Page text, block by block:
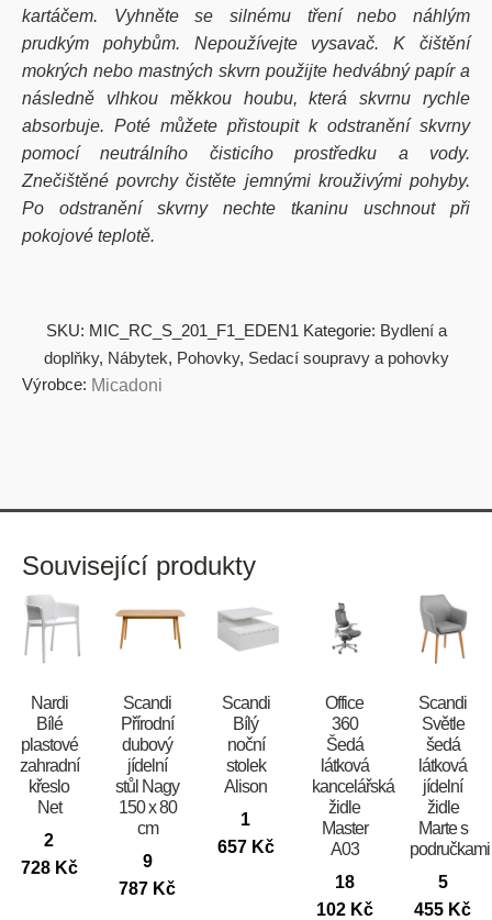
kartáčem. Vyhněte se silnému tření nebo náhlým
prudkým pohybům. Nepoužívejte vysavač. K čištění
mokrých nebo mastných skvrn použijte hedvábný papír a
následně vlhkou měkkou houbu, která skvrnu rychle
absorbuje. Poté můžete přistoupit k odstranění skvrny
pomocí neutrálního čisticího prostředku a vody.
Znečištěné povrchy čistěte jemnými krouživými pohyby.
Po odstranění skvrny nechte tkaninu uschnout při
pokojové teplotě.
SKU: MIC_RC_S_201_F1_EDEN1 Kategorie: Bydlení a
doplňky, Nábytek, Pohovky, Sedací soupravy a pohovky
Výrobce: Micadoni
Související produkty
Nardi
Bílé
plastové
zahradní
křeslo
Net
2
728 Kč
Scandi
Přírodní
dubový
jídelní
stůl Nagy
150 x 80
cm
9
787 Kč
Scandi
Bílý
noční
stolek
Alison
1
657 Kč
Office
360
Šedá
látková
kancelářská
židle
Master
A03
18
102 Kč
Scandi
Světle
šedá
látková
jídelní
židle
Marte s
područkami
5
455 Kč